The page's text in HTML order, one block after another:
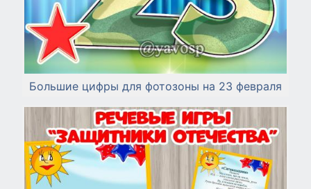
Большие цифры для фотозоны на 23 февраля